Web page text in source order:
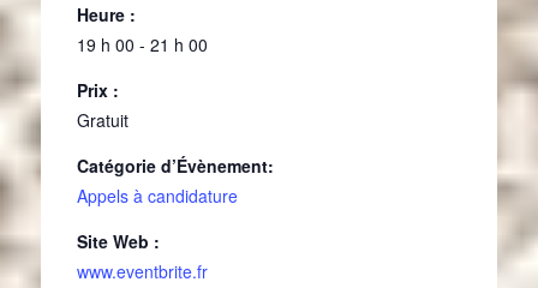
Heure :
19 h 00 - 21 h 00
Prix :
Gratuit
Catégorie d’Évènement:
Appels à candidature
Site Web :
www.eventbrite.fr